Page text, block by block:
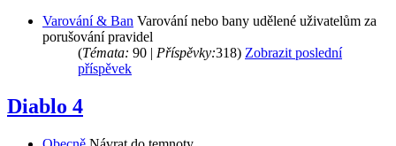
Varování & Ban Varování nebo bany udělené uživatelům za
porušování pravidel
(Témata: 90 | Příspěvky:318) Zobrazit poslední
příspěvek
Diablo 4